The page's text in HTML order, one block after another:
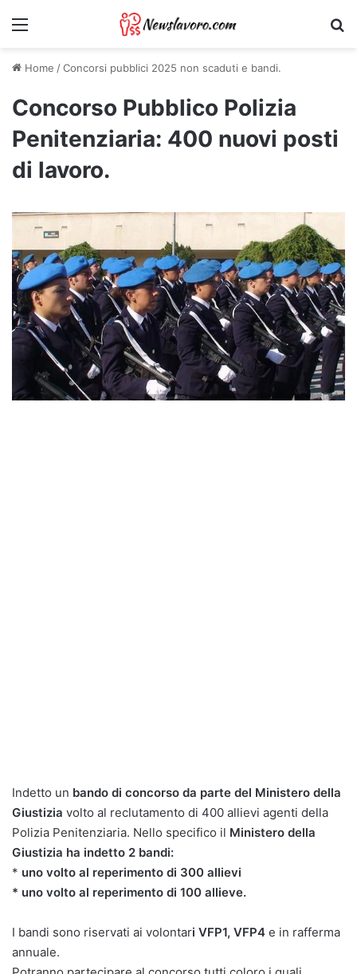
Menu
Home /Concorsi pubblici 2025 non scaduti e bandi.
Concorso Pubblico Polizia
Penitenziaria: 400 nuovi posti
di lavoro.
Indetto un bando di concorso da parte del Ministero della
Giustizia volto al reclutamento di 400 allievi agenti della
Polizia Penitenziaria. Nello specifico il Ministero della
Giustizia ha indetto 2 bandi:
* uno volto al reperimento di 300 allievi
* uno volto al reperimento di 100 allieve.
I bandi sono riservati ai volontari VFP1, VFP4 e in rafferma
annuale.